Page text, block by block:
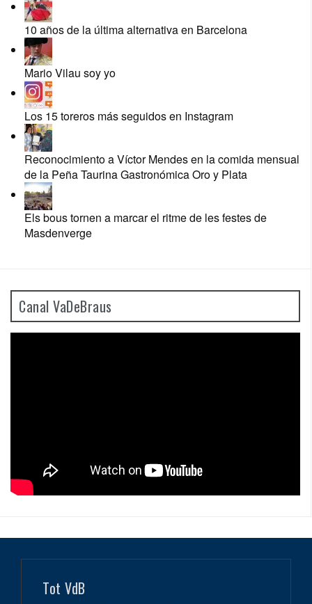
10 años de la última alternativa en Barcelona
Mario Vilau soy yo
Los 15 toreros más seguidos en Instagram
Reconocimiento a Víctor Mendes en la comida mensual
de la Peña Taurina Gastronómica Oro y Plata
Els bous tornen a marcar el ritme de les festes de
Masdenverge
Canal VaDeBraus
Tot VdB